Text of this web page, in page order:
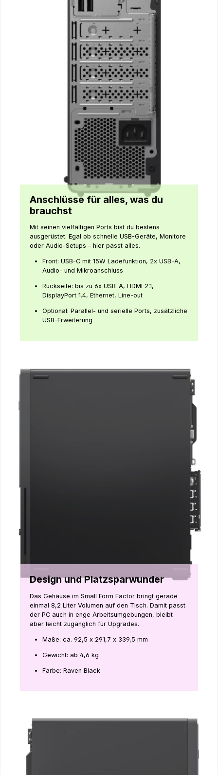
Anschlüsse für alles, was du
brauchst
Mit seinen vielfältigen Ports bist du bestens
ausgerüstet. Egal ob schnelle USB-Geräte, Monitore
oder Audio-Setups – hier passt alles.
Front: USB-C mit 15W Ladefunktion, 2x USB-A,
Audio- und Mikroanschluss
Rückseite: bis zu 6x USB-A, HDMI 2.1,
DisplayPort 1.4, Ethernet, Line-out
Optional: Parallel- und serielle Ports, zusätzliche
USB-Erweiterung
Design und Platzsparwunder
Das Gehäuse im Small Form Factor bringt gerade
einmal 8,2 Liter Volumen auf den Tisch. Damit passt
der PC auch in enge Arbeitsumgebungen, bleibt
aber leicht zugänglich für Upgrades.
Maße: ca. 92,5 x 291,7 x 339,5 mm
Gewicht: ab 4,6 kg
Farbe: Raven Black